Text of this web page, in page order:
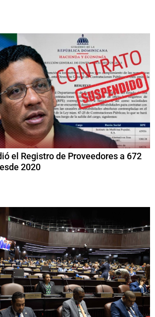
el Registro de Proveedores a 672
2020